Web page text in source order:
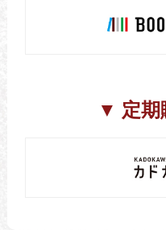
▼ 定期